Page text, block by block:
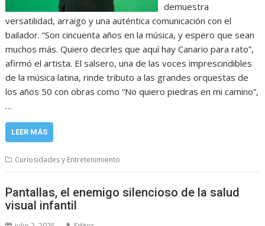
demuestra
versatilidad, arraigo y una auténtica comunicación con el
bailador. “Son cincuenta años en la música, y espero que sean
muchos más. Quiero decirles que aquí hay Canario para rato”,
afirmó el artista. El salsero, una de las voces imprescindibles
de la música latina, rinde tributo a las grandes orquestas de
los años 50 con obras como “No quiero piedras en mi camino”,
…
LEER MÁS
Curiosidades y Entretenimiento
Pantallas, el enemigo silencioso de la salud
visual infantil